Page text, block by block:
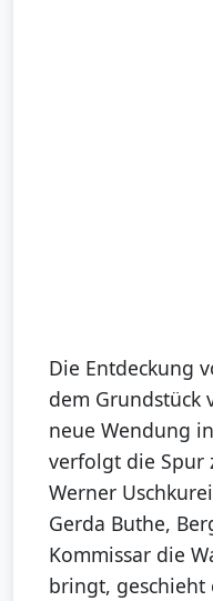
Die Entdeckung
dem Grundstück
neue Wendung
verfolgt die Spur
Werner
Gerda Buthe,
Kommissar die
bringt, geschieht